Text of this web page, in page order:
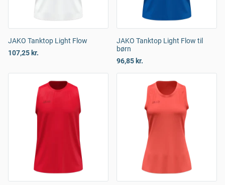
JAKO Tanktop Light Flow
107,25 kr.
JAKO Tanktop Light Flow til
børn
96,85 kr.